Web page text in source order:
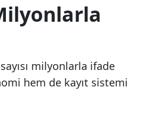
milyonlarla ifade
hem de kayıt sistemi